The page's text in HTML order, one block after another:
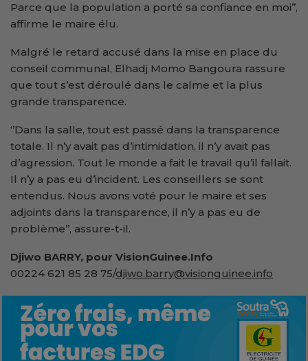
Parce que la population a porté sa confiance en moi’’,
affirme le maire élu.
Malgré le retard accusé dans la mise en place du
conseil communal, Elhadj Momo Bangoura rassure
que tout s’est déroulé dans le calme et la plus
grande transparence.
‘’Dans la salle, tout est passé dans la transparence
totale. Il n’y avait pas d’intimidation, il n’y avait pas
d’agression. Tout le monde a fait le travail qu’il fallait.
Il n’y a pas eu d’incident. Les conseillers se sont
entendus. Nous avons voté pour le maire et ses
adjoints dans la transparence, il n’y a pas eu de
problème’’, assure-t-il.
Djiwo BARRY, pour VisionGuinee.Info
00224 621 85 28 75/djiwo.barry@visionguinee.info